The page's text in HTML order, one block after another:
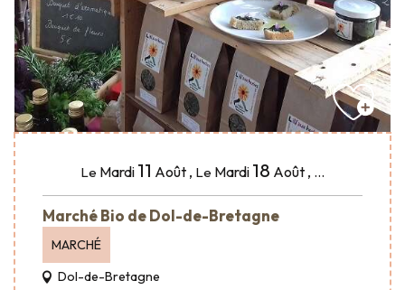
Le Mardi 11 Août , Le Mardi 18 Août , ...
Marché Bio de Dol-de-Bretagne
MARCHÉ
Dol-de-Bretagne